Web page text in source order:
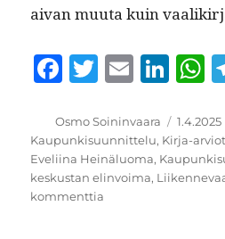
aivan muu­ta kuin
F
c
e
b
o
T
it
te
r
E
ai
l
Li
k
e
d
s
A
Kirjoittaja
Osmo Soininvaara 1.4.2025
Kaupunkisuunnittelu, Kirja-arviot
Eveliina Heinäluoma,
keskustan elinvoima,
kommenttia